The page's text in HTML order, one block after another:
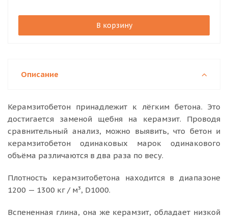
В корзину
Описание
Керамзитобетон принадлежит к лёгким бетона. Это
достигается заменой щебня на керамзит. Проводя
сравнительный анализ, можно выявить, что бетон и
керамзитобетон одинаковых марок одинакового
объёма различаются в два раза по весу.
Плотность керамзитобетона находится в диапазоне
1200 — 1300 кг / м³, D1000.
Вспененная глина, она же керамзит, обладает низкой